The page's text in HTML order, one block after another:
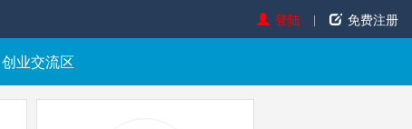
登陆 免费注册
创业交流区